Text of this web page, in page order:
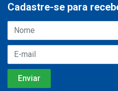
Cadastre-se para